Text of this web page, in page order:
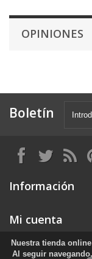
Nuestra tienda
Al seguir
OPINIONES
Boletín
Información
Mi cuenta
Información